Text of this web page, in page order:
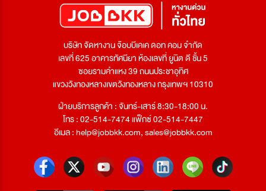
บริษัท จัดหางาน จ๊อบบีเคเค ดอท คอม จำกัด
เลขที่ 625 อาคารทัศนียา ห้องเลขที่ ยูนิต ดี ชั้น 5
ซอยรามคำแหง 39 ถนนประชาอุทิศ
แขวงวังทองหลางเขตวังทองหลาง กรุงเทพฯ 10310
ฝ่ายบริการลูกค้า : จันทร์-เสาร์ 8:30-18:00 น.
โทร : 02-514-7474 แฟ็กซ์ 02-514-7447
อีเมล :help@jobbkk.com,sales@jobbkk.com